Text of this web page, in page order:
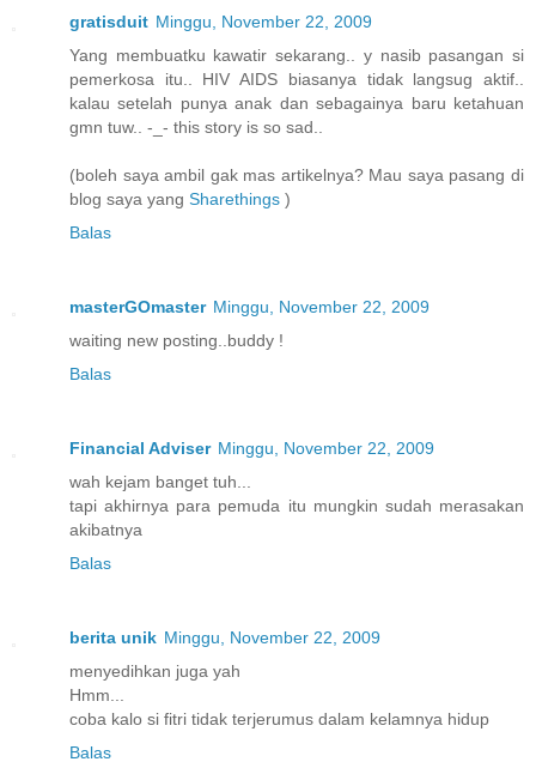
gratisduit Minggu, November 22, 2009
Yang membuatku kawatir sekarang.. y nasib pasangan si
pemerkosa itu.. HIV AIDS biasanya tidak langsug aktif..
kalau setelah punya anak dan sebagainya baru ketahuan
gmn tuw.. -_- this story is so sad..
(boleh saya ambil gak mas artikelnya? Mau saya pasang di
blog saya yang Sharethings )
Balas
masterGOmaster Minggu, November 22, 2009
waiting new posting..buddy !
Balas
Financial Adviser Minggu, November 22, 2009
wah kejam banget tuh...
tapi akhirnya para pemuda itu mungkin sudah merasakan
akibatnya
Balas
berita unik Minggu, November 22, 2009
menyedihkan juga yah
Hmm...
coba kalo si fitri tidak terjerumus dalam kelamnya hidup
Balas